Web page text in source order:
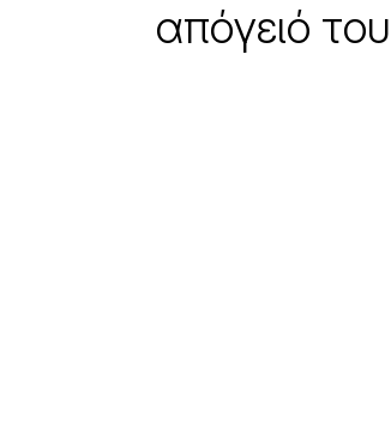
απόγειό του